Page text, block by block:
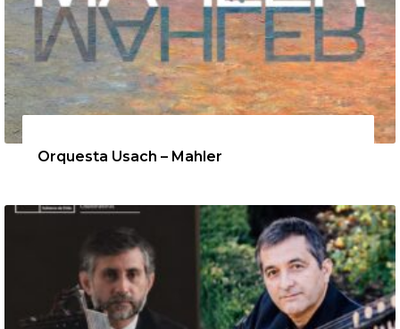
Orquesta Usach – Mahler